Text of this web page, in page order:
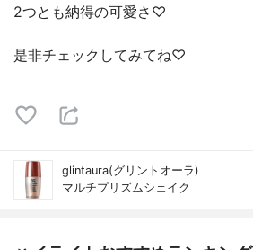
2つとも納得の可愛さ♡
是非チェックしてみてね♡
glintaura(グリントオーラ)
マルチプリズムシェイク